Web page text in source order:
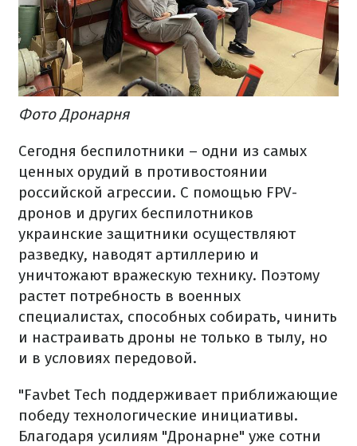
Фото Дронарня
Сегодня беспилотники – одни из самых
ценных орудий в противостоянии
российской агрессии. С помощью FPV-
дронов и других беспилотников
украинские защитники осуществляют
разведку, наводят артиллерию и
уничтожают вражескую технику. Поэтому
растет потребность в военных
специалистах, способных собирать, чинить
и настраивать дроны не только в тылу, но
и в условиях передовой.
"Favbet Tech поддерживает приближающие
победу технологические инициативы.
Благодаря усилиям "Дронарне" уже сотни